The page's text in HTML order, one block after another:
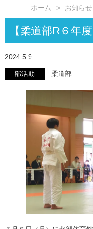
ホーム お知らせ
【柔道部R６年
2024.5.9
部活動 柔道部